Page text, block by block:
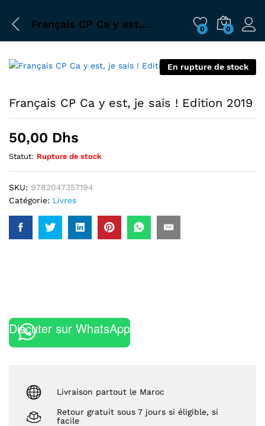
Français CP Ca y est, je sais ! Edition 2019 0 0
En rupture de stock
Français CP Ca y est, je sais ! Edition 2019
50,00 Dhs
Statut: Rupture de stock
SKU: 9782047357194
Catégorie: Livres
Discuter sur WhatsApp
Livraison partout le Maroc
Retour gratuit sous 7 jours si éligible, si
facile